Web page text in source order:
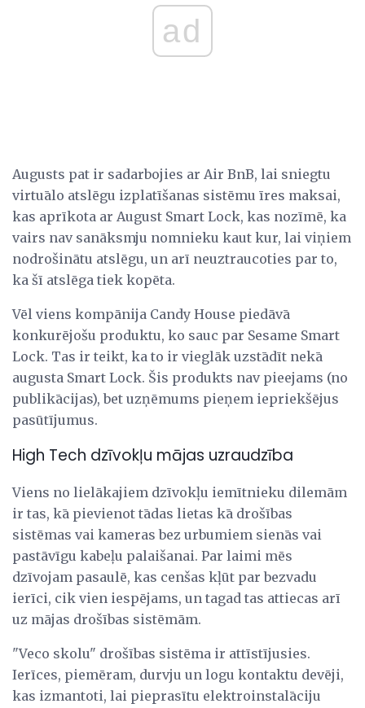
ad
Augusts pat ir sadarbojies ar Air BnB, lai sniegtu
virtuālo atslēgu izplatīšanas sistēmu īres maksai,
kas aprīkota ar August Smart Lock, kas nozīmē, ka
vairs nav sanāksmju nomnieku kaut kur, lai viņiem
nodrošinātu atslēgu, un arī neuztraucoties par to,
ka šī atslēga tiek kopēta.
Vēl viens kompānija Candy House piedāvā
konkurējošu produktu, ko sauc par Sesame Smart
Lock. Tas ir teikt, ka to ir vieglāk uzstādīt nekā
augusta Smart Lock. Šis produkts nav pieejams (no
publikācijas), bet uzņēmums pieņem iepriekšējus
pasūtījumus.
High Tech dzīvokļu mājas uzraudzība
Viens no lielākajiem dzīvokļu iemītnieku dilemām
ir tas, kā pievienot tādas lietas kā drošības
sistēmas vai kameras bez urbumiem sienās vai
pastāvīgu kabeļu palaišanai. Par laimi mēs
dzīvojam pasaulē, kas cenšas kļūt par bezvadu
ierīci, cik vien iespējams, un tagad tas attiecas arī
uz mājas drošības sistēmām.
"Veco skolu" drošības sistēma ir attīstījusies.
Ierīces, piemēram, durvju un logu kontaktu devēji,
kas izmantoti, lai pieprasītu elektroinstalāciju